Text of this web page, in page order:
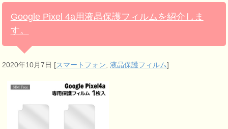
Google Pixel 4a用液晶保護フィルムを紹介しま
す。
2020年10月7日 [スマートフォン ,液晶保護フィルム]